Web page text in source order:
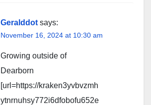
Geralddot says:
November 16, 2024 at 10:30 am
Growing outside of
Dearborn
[url=https://kraken3yvbvzmh
ytnrnuhsy772i6dfobofu652e